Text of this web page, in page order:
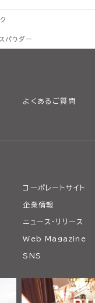
パウダー
よくあるご質問
コーポレートサイト
企業情報
ニュース・リリース
Web Magazine
SNS